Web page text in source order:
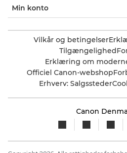
Min konto
Vilkår og betingelser
Tilgængelighed
Erklæring om
Officiel Canon-webshop
Erhverv: Salgssteder
Canon